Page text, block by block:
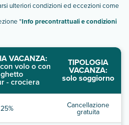
ulteriori condizioni ed eccezioni come
"Info precontrattuali e condizioni
VACANZA:
volo o con
- crociera
TIPOLOGIA
VACANZA:
solo soggiorno
25% Cancellazione
gratuita